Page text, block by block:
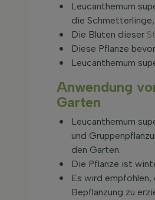
Leucanthemum
die Schmetterlinge,
Die Blüten dieser
Diese Pflanze
Leucanthemum
Anwendung
Garten
Leucanthemum
und
den Garten.
Die Pflanze ist
Es wird
Bepflanzung zu